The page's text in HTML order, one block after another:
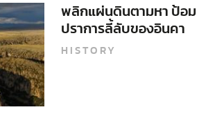
พลิกแผ่นดินตามหา ป้อม
ปราการลี้ลับของอินคา
HISTORY